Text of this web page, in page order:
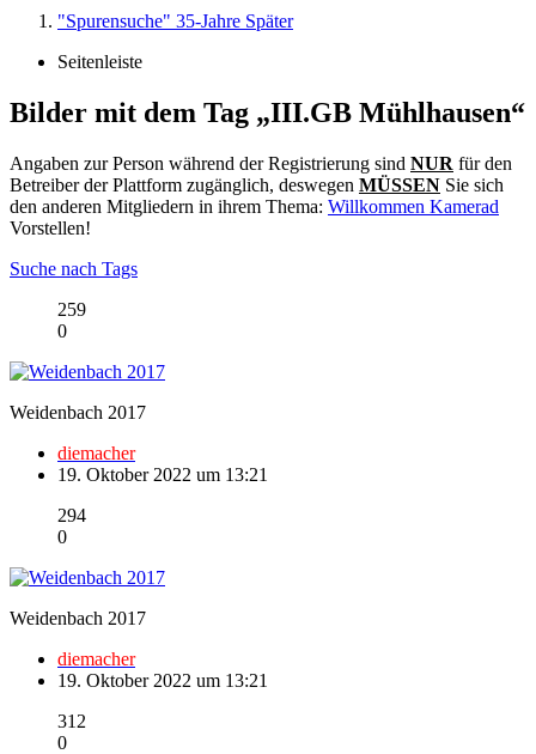
"Spurensuche" 35-Jahre Später
Seitenleiste
Bilder mit dem Tag „III.GB Mühlhausen“
Angaben zur Person während der Registrierung sind NUR für den
Betreiber der Plattform zugänglich, deswegen MÜSSEN Sie sich
den anderen Mitgliedern in ihrem Thema: Willkommen Kamerad
Vorstellen!
Suche nach Tags
259
0
Weidenbach 2017
diemacher
19. Oktober 2022 um 13:21
294
0
Weidenbach 2017
diemacher
19. Oktober 2022 um 13:21
312
0